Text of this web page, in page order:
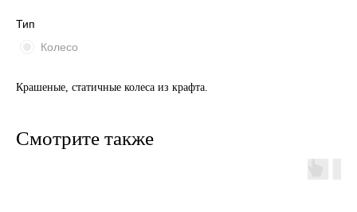
Тип
Колесо
Крашеные, статичные колеса из крафта.
Смотрите также